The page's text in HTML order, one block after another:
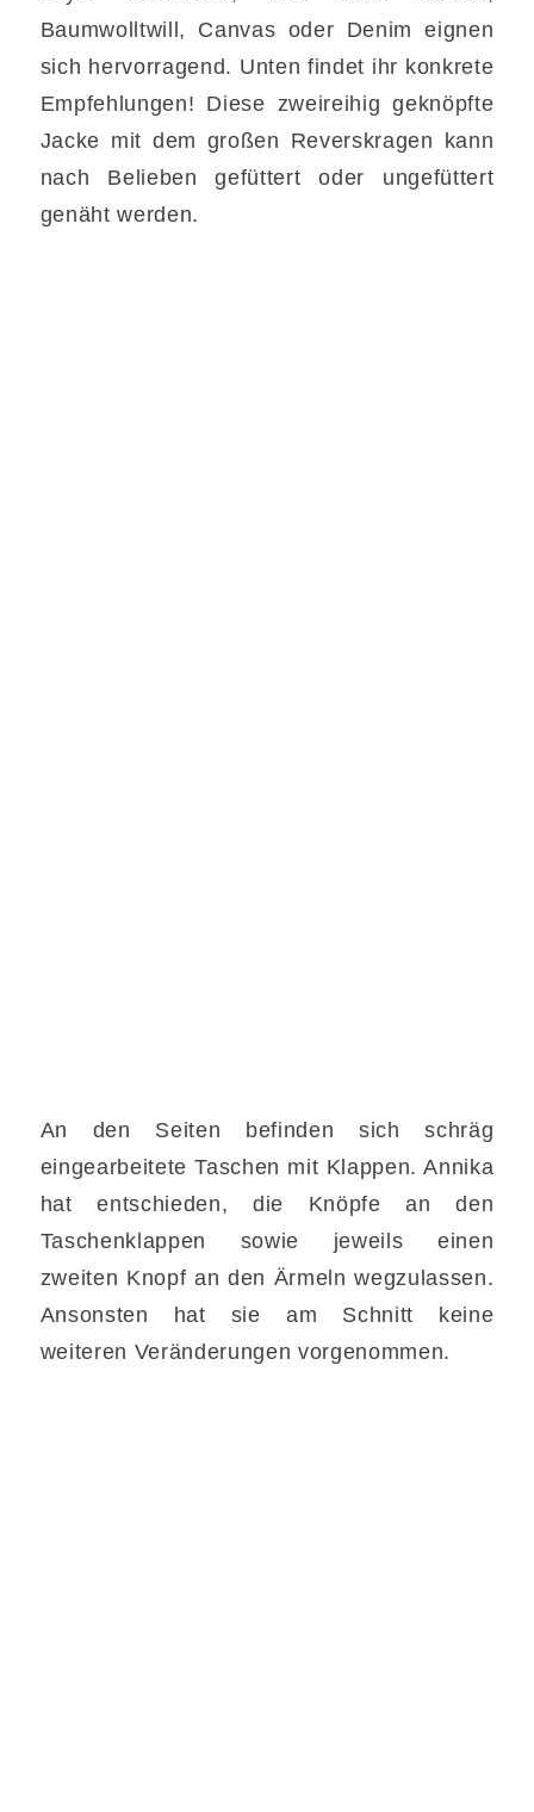
Baumwolltwill, Canvas oder Denim eignen
sich hervorragend. Unten findet ihr konkrete
Empfehlungen! Diese zweireihig geknöpfte
Jacke mit dem großen Reverskragen kann
nach Belieben gefüttert oder ungefüttert
genäht werden.
An den Seiten befinden sich schräg
eingearbeitete Taschen mit Klappen. Annika
hat entschieden, die Knöpfe an den
Taschenklappen sowie jeweils einen
zweiten Knopf an den Ärmeln wegzulassen.
Ansonsten hat sie am Schnitt keine
weiteren Veränderungen vorgenommen.